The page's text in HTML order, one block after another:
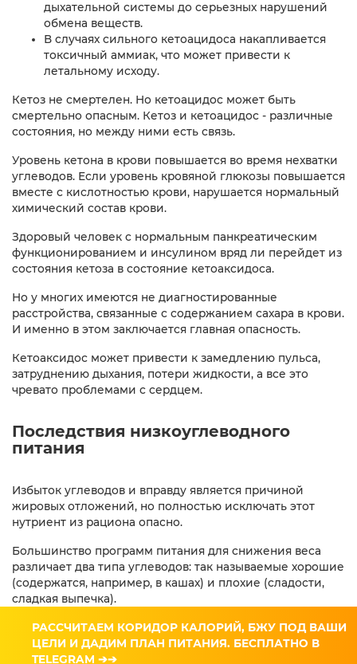
дыхательной системы до серьезных нарушений
обмена веществ.
В случаях сильного кетоацидоса накапливается
токсичный аммиак, что может привести к
летальному исходу.
Кетоз не смертелен. Но кетоацидос может быть
смертельно опасным. Кетоз и кетоацидос - различные
состояния, но между ними есть связь.
Уровень кетона в крови повышается во время нехватки
углеводов. Если уровень кровяной глюкозы повышается
вместе с кислотностью крови, нарушается нормальный
химический состав крови.
Здоровый человек с нормальным панкреатическим
функционированием и инсулином вряд ли перейдет из
состояния кетоза в состояние кетоаксидоса.
Но у многих имеются не диагностированные
расстройства, связанные с содержанием сахара в крови.
И именно в этом заключается главная опасность.
Кетоаксидос может привести к замедлению пульса,
затруднению дыхания, потери жидкости, а все это
чревато проблемами с сердцем.
Последствия низкоуглеводного
питания
Избыток углеводов и вправду является причиной
жировых отложений, но полностью исключать этот
нутриент из рациона опасно.
Большинство программ питания для снижения веса
различает два типа углеводов: так называемые хорошие
(содержатся, например, в кашах) и плохие (сладости,
сладкая выпечка).
Роберт Аткинс не делает различия между видами
углеводов и предлагает максимально ограничить
потребление продуктов, содержащих даже минимум
РАССЧИТАЕМ КОРИДОР КАЛОРИЙ, БЖУ ПОД ВАШИ
ЦЕЛИ И ДАДИМ ПЛАН ПИТАНИЯ. БЕСПЛАТНО В
TELEGRAM ➔➔